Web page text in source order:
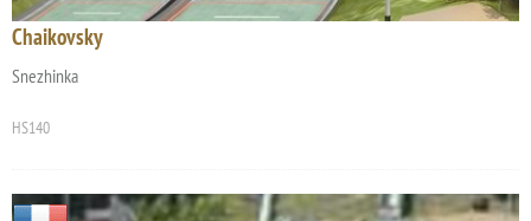
Chaikovsky
Snezhinka
HS140